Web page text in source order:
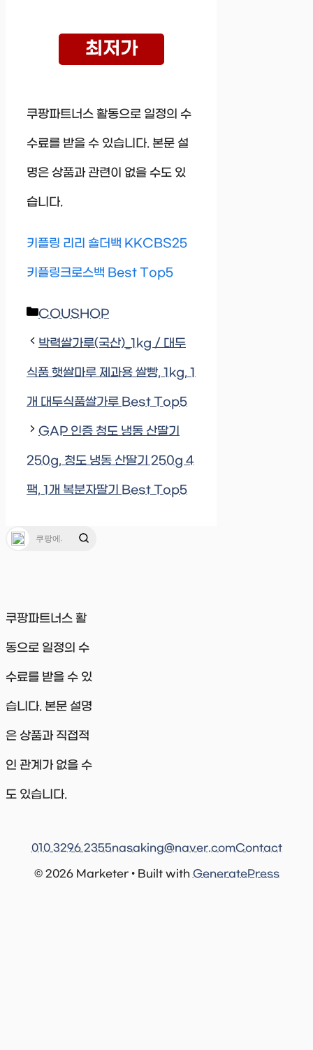
최저가
쿠팡파트너스 활동으로 일정의 수
수료를 받을 수 있습니다. 본문 설
명은 상품과 관련이 없을 수도 있
습니다.
키플링 리리 숄더백 KKCBS25
키플링크로스백 Best Top5
Categories
COUSHOP
박력쌀가루(국산)_1kg / 대두
식품 햇쌀마루 제과용 쌀빵, 1kg, 1
개 대두식품쌀가루 Best Top5
GAP 인증 청도 냉동 산딸기
250g, 청도 냉동 산딸기 250g 4
팩, 1개 복분자딸기 Best Top5
쿠팡파트너스 활
동으로 일정의 수
수료를 받을 수 있
습니다. 본문 설명
은 상품과 직접적
인 관계가 없을 수
도 있습니다.
© 2026 Marketer • Built with GeneratePress
010 3296 2355nasaking@naver.comContact